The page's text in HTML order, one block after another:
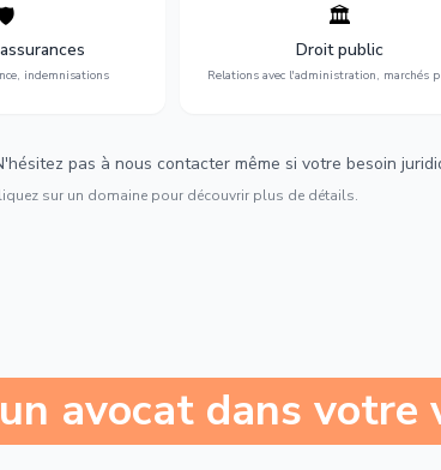
indemnisations
: contrats
et indemnisations
🏛️
Droit public
Relations avec l'administration, marchés
Gestion de vos relations avec
l'administration : marchés
urbanisme et contentieux.
pas à nous contacter même si votre besoin
sur un domaine pour découvrir plus de détails.
avocat dans votre